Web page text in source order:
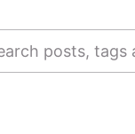
posts, tags